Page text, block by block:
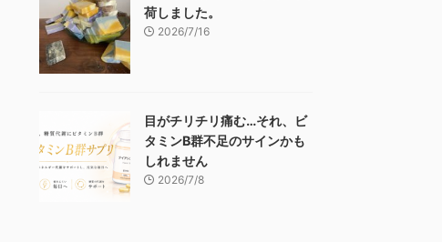
荷しました。
2026/7/16
目がチリチリ痛む…それ、ビ
タミンB群不足のサインかも
しれません
2026/7/8